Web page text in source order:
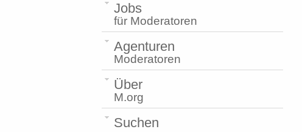
Jobs
für Moderatoren
Agenturen
Moderatoren
Über
M.org
Suchen